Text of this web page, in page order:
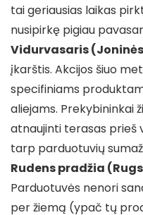
tai geriausias laikas
nusipirkę pigiau
Vidurvasaris
įkarštis. Akcijos šiuo
specifiniams
aliejams. Prekybininkai
atnaujinti terasas prieš
tarp parduotuvių
Rudens pradžia
Parduotuvės nenori
per žiemą (ypač tų